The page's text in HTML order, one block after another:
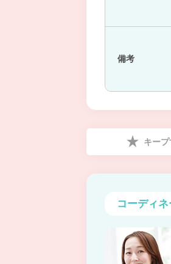
備考
キープ
コーディ